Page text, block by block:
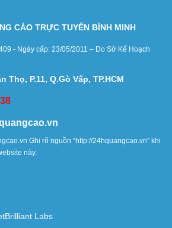
CÁO TRỰC TUYẾN BÌNH MINH
- Ngày cấp: 23/05/2011 – Do Sở Kế Hoạch
Thọ, P.11, Q.Gò Vấp, TP.HCM
Ghi rõ nguồn “http://24hquangcao.vn” khi
này.
Labs